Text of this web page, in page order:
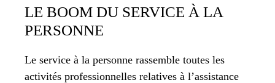
LE BOOM DU SERVICE À LA
PERSONNE
Le service à la personne rassemble toutes les
activités professionnelles relatives à l’assistance